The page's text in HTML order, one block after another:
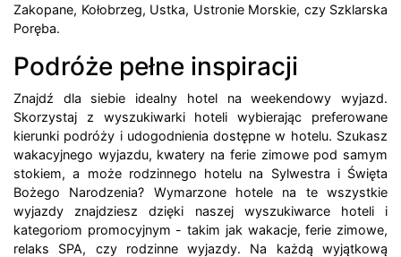
Zakopane, Kołobrzeg, Ustka, Ustronie Morskie, czy Szklarska
Poręba.
Podróże pełne inspiracji
Znajdź dla siebie idealny hotel na weekendowy wyjazd.
Skorzystaj z wyszukiwarki hoteli wybierając preferowane
kierunki podróży i udogodnienia dostępne w hotelu. Szukasz
wakacyjnego wyjazdu, kwatery na ferie zimowe pod samym
stokiem, a może rodzinnego hotelu na Sylwestra i Święta
Bożego Narodzenia? Wymarzone hotele na te wszystkie
wyjazdy znajdziesz dzięki naszej wyszukiwarce hoteli i
kategoriom promocyjnym - takim jak wakacje, ferie zimowe,
relaks SPA, czy rodzinne wyjazdy. Na każdą wyjątkową